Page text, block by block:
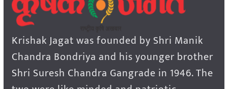
Krishak Jagat was founded by Shri Manik
Chandra Bondriya and his younger brother
Shri Suresh Chandra Gangrade in 1946. The